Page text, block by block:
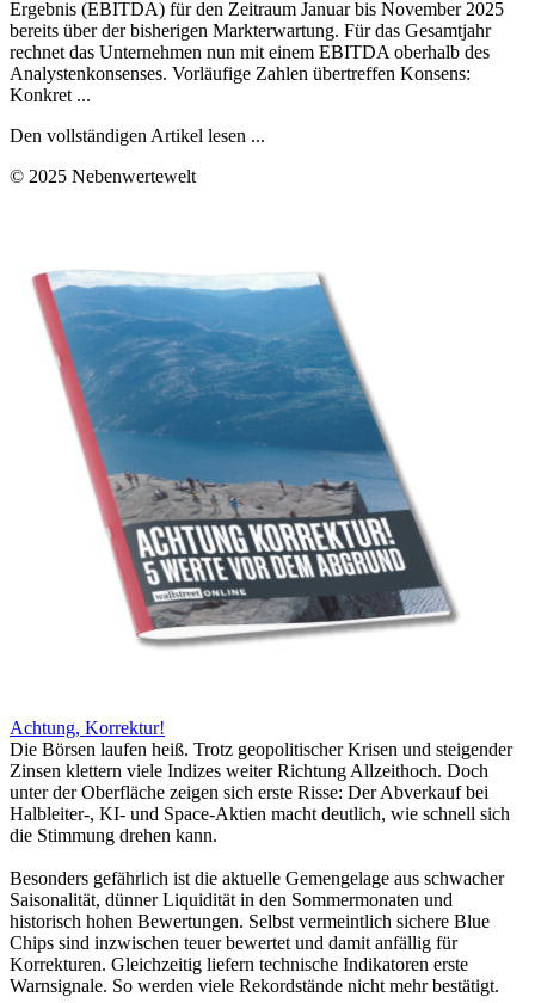
Ergebnis (EBITDA) für den Zeitraum Januar bis November 2025
bereits über der bisherigen Markterwartung. Für das Gesamtjahr
rechnet das Unternehmen nun mit einem EBITDA oberhalb des
Analystenkonsenses. Vorläufige Zahlen übertreffen Konsens:
Konkret ...
Den vollständigen Artikel lesen ...
© 2025 Nebenwertewelt
Achtung, Korrektur!
Die Börsen laufen heiß. Trotz geopolitischer Krisen und steigender
Zinsen klettern viele Indizes weiter Richtung Allzeithoch. Doch
unter der Oberfläche zeigen sich erste Risse: Der Abverkauf bei
Halbleiter-, KI- und Space-Aktien macht deutlich, wie schnell sich
die Stimmung drehen kann.
Besonders gefährlich ist die aktuelle Gemengelage aus schwacher
Saisonalität, dünner Liquidität in den Sommermonaten und
historisch hohen Bewertungen. Selbst vermeintlich sichere Blue
Chips sind inzwischen teuer bewertet und damit anfällig für
Korrekturen. Gleichzeitig liefern technische Indikatoren erste
Warnsignale. So werden viele Rekordstände nicht mehr bestätigt.